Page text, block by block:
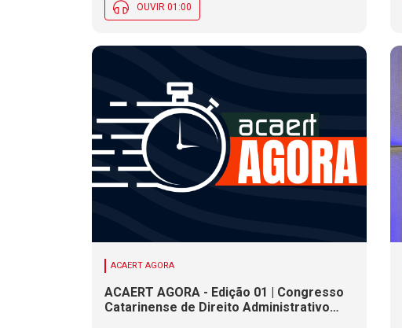
OUVIR 01:00
ACAERT AGORA
ACAERT AGORA - Edição 01 | Congresso
Catarinense de Direito Administrativo